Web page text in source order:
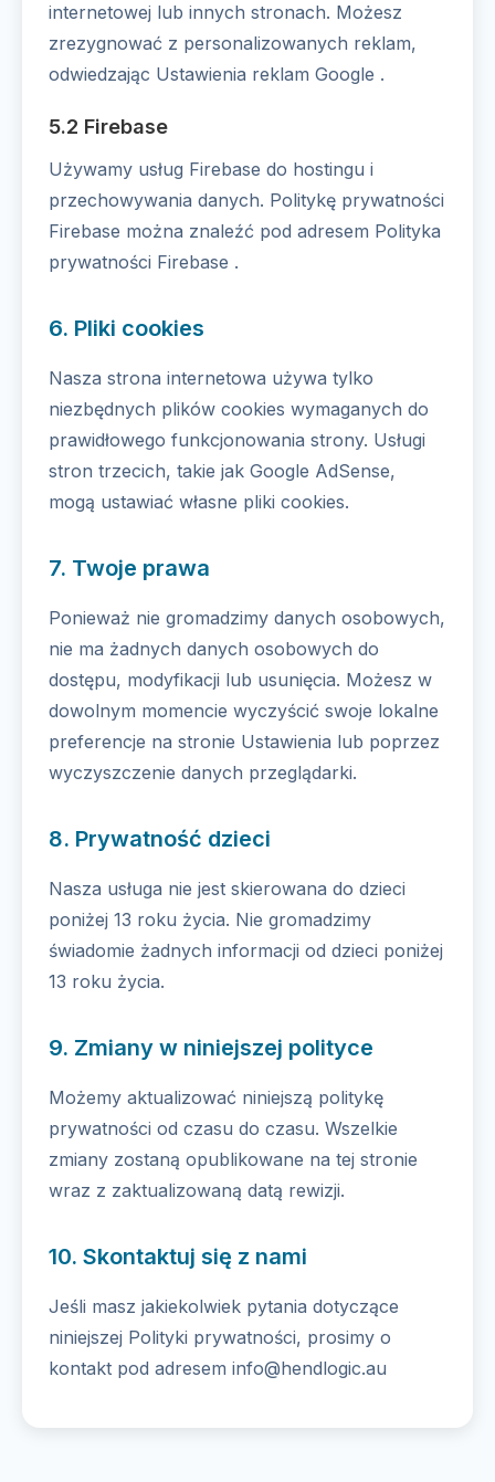
internetowej lub innych stronach. Możesz
zrezygnować z personalizowanych reklam,
odwiedzając Ustawienia reklam Google .
5.2 Firebase
Używamy usług Firebase do hostingu i
przechowywania danych. Politykę prywatności
Firebase można znaleźć pod adresem Polityka
prywatności Firebase .
6. Pliki cookies
Nasza strona internetowa używa tylko
niezbędnych plików cookies wymaganych do
prawidłowego funkcjonowania strony. Usługi
stron trzecich, takie jak Google AdSense,
mogą ustawiać własne pliki cookies.
7. Twoje prawa
Ponieważ nie gromadzimy danych osobowych,
nie ma żadnych danych osobowych do
dostępu, modyfikacji lub usunięcia. Możesz w
dowolnym momencie wyczyścić swoje lokalne
preferencje na stronie Ustawienia lub poprzez
wyczyszczenie danych przeglądarki.
8. Prywatność dzieci
Nasza usługa nie jest skierowana do dzieci
poniżej 13 roku życia. Nie gromadzimy
świadomie żadnych informacji od dzieci poniżej
13 roku życia.
9. Zmiany w niniejszej polityce
Możemy aktualizować niniejszą politykę
prywatności od czasu do czasu. Wszelkie
zmiany zostaną opublikowane na tej stronie
wraz z zaktualizowaną datą rewizji.
10. Skontaktuj się z nami
Jeśli masz jakiekolwiek pytania dotyczące
niniejszej Polityki prywatności, prosimy o
kontakt pod adresem info@hendlogic.au